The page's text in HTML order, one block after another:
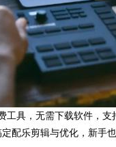
工具，无需下载软件，
配乐剪辑与优化，新手